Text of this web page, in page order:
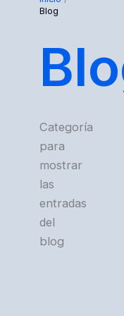
Blog
Categoría
para
mostrar
las
entradas
del
blog